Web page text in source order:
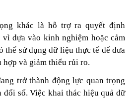
khác là hỗ trợ ra quyết định
dựa vào kinh nghiệm hoặc cảm
thể sử dụng dữ liệu thực tế để đưa
hợp và giảm thiểu rủi ro.
trở thành động lực quan trọng
đổi số. Việc khai thác hiệu quả dữ